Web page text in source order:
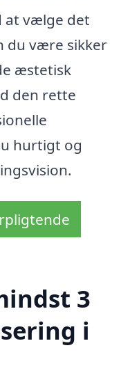
at vælge det
du være sikker
æstetisk
den rette
hurtigt og
3
i